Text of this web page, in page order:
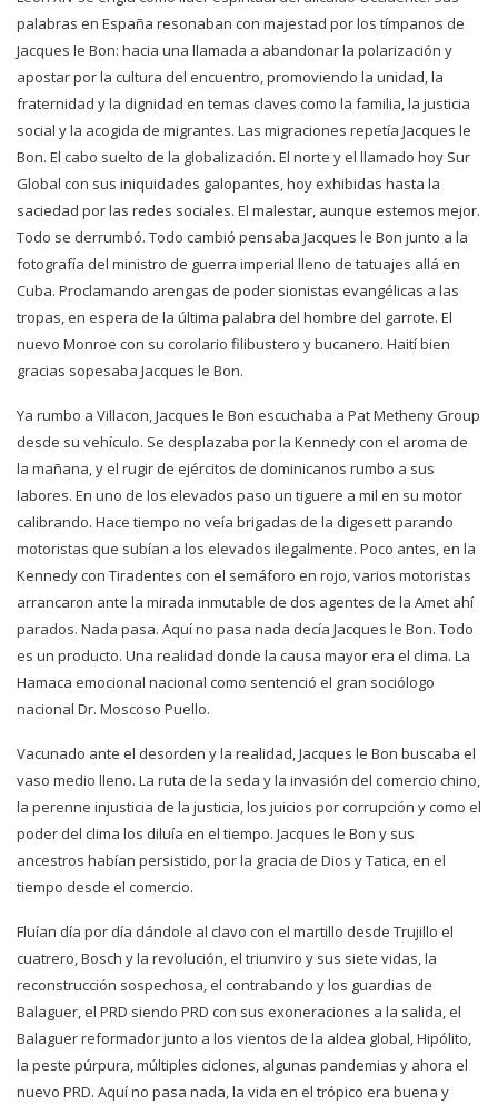
palabras en España resonaban con majestad por los tímpanos de
Jacques le Bon: hacia una llamada a abandonar la polarización y
apostar por la cultura del encuentro, promoviendo la unidad, la
fraternidad y la dignidad en temas claves como la familia, la justicia
social y la acogida de migrantes. Las migraciones repetía Jacques le
Bon. El cabo suelto de la globalización. El norte y el llamado hoy Sur
Global con sus iniquidades galopantes, hoy exhibidas hasta la
saciedad por las redes sociales. El malestar, aunque estemos mejor.
Todo se derrumbó. Todo cambió pensaba Jacques le Bon junto a la
fotografía del ministro de guerra imperial lleno de tatuajes allá en
Cuba. Proclamando arengas de poder sionistas evangélicas a las
tropas, en espera de la última palabra del hombre del garrote. El
nuevo Monroe con su corolario filibustero y bucanero. Haití bien
gracias sopesaba Jacques le Bon.
Ya rumbo a Villacon, Jacques le Bon escuchaba a Pat Metheny Group
desde su vehículo. Se desplazaba por la Kennedy con el aroma de
la mañana, y el rugir de ejércitos de dominicanos rumbo a sus
labores. En uno de los elevados paso un tiguere a mil en su motor
calibrando. Hace tiempo no veía brigadas de la digesett parando
motoristas que subían a los elevados ilegalmente. Poco antes, en la
Kennedy con Tiradentes con el semáforo en rojo, varios motoristas
arrancaron ante la mirada inmutable de dos agentes de la Amet ahí
parados. Nada pasa. Aquí no pasa nada decía Jacques le Bon. Todo
es un producto. Una realidad donde la causa mayor era el clima. La
Hamaca emocional nacional como sentenció el gran sociólogo
nacional Dr. Moscoso Puello.
Vacunado ante el desorden y la realidad, Jacques le Bon buscaba el
vaso medio lleno. La ruta de la seda y la invasión del comercio chino,
la perenne injusticia de la justicia, los juicios por corrupción y como el
poder del clima los diluía en el tiempo. Jacques le Bon y sus
ancestros habían persistido, por la gracia de Dios y Tatica, en el
tiempo desde el comercio.
Fluían día por día dándole al clavo con el martillo desde Trujillo el
cuatrero, Bosch y la revolución, el triunviro y sus siete vidas, la
reconstrucción sospechosa, el contrabando y los guardias de
Balaguer, el PRD siendo PRD con sus exoneraciones a la salida, el
Balaguer reformador junto a los vientos de la aldea global, Hipólito,
la peste púrpura, múltiples ciclones, algunas pandemias y ahora el
nuevo PRD. Aquí no pasa nada, la vida en el trópico era buena y